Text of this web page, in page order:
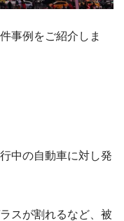
事例をご紹介しま
中の自動車に対し発
スが割れるなど、被